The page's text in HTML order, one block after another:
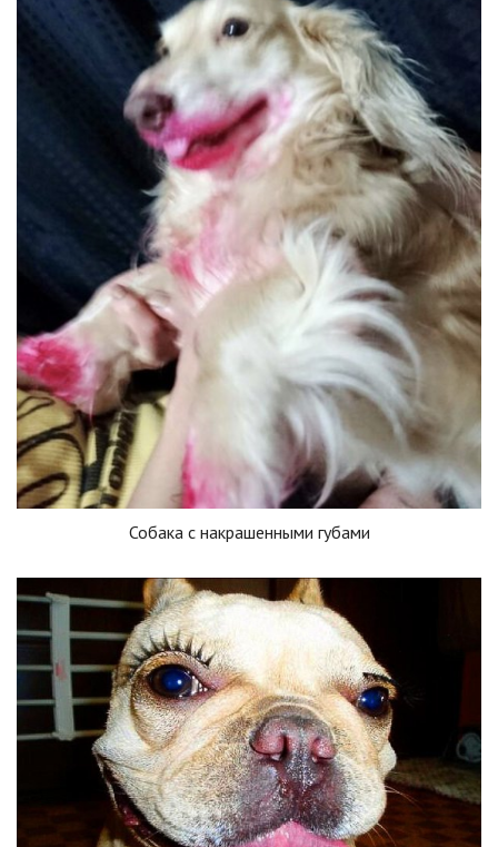
Собака с накрашенными губами